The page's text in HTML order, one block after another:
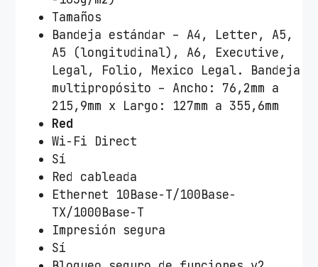
Tamaños
Bandeja estándar – A4, Letter, A5,
A5 (longitudinal), A6, Executive,
Legal, Folio, Mexico Legal. Bandeja
multipropósito – Ancho: 76,2mm a
215,9mm x Largo: 127mm a 355,6mm
Red
Wi-Fi Direct
Sí
Red cableada
Ethernet 10Base-T/100Base-
TX/1000Base-T
Impresión segura
Sí